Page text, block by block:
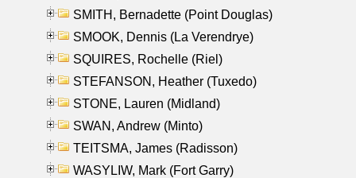
SMITH, Bernadette (Point Douglas)
SMOOK, Dennis (La Verendrye)
SQUIRES, Rochelle (Riel)
STEFANSON, Heather (Tuxedo)
STONE, Lauren (Midland)
SWAN, Andrew (Minto)
TEITSMA, James (Radisson)
WASYLIW, Mark (Fort Garry)